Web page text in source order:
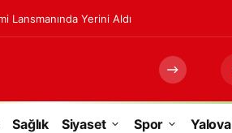
Lansmanında Yerini Aldı
Sağlık Siyaset Spor Yalova